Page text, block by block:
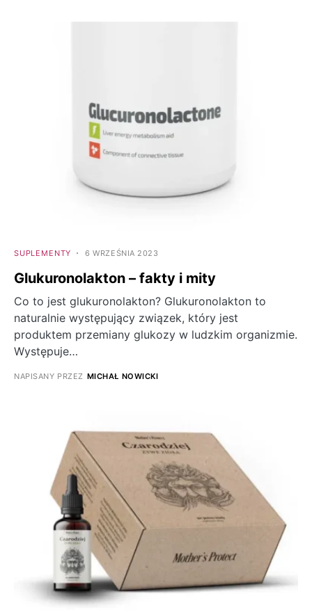
SUPLEMENTY 6 WRZEŚNIA 2023
Glukuronolakton – fakty i mity
Co to jest glukuronolakton? Glukuronolakton to
naturalnie występujący związek, który jest
produktem przemiany glukozy w ludzkim organizmie.
Występuje…
NAPISANY PRZEZ MICHAŁ NOWICKI